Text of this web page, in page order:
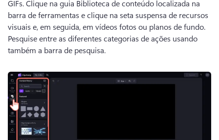
GIFs. Clique na guia Biblioteca de conteúdo localizada na
barra de ferramentas e clique na seta suspensa de recursos
Pesquise entre as diferentes categorias de ações usando
também a barra de pesquisa.